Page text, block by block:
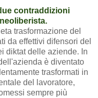
contraddizioni
trasformazione del
da effettivi difensori del
diktat delle aziende. In
è diventato
trasformati in
del lavoratore,
sempre più